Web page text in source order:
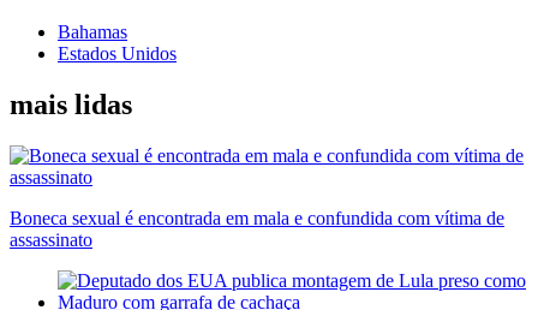
Bahamas
Estados Unidos
mais lidas
Boneca sexual é encontrada em mala e confundida com vítima de
assassinato